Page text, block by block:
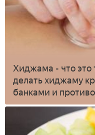
Хиджама - что это
делать хиджаму
банками и